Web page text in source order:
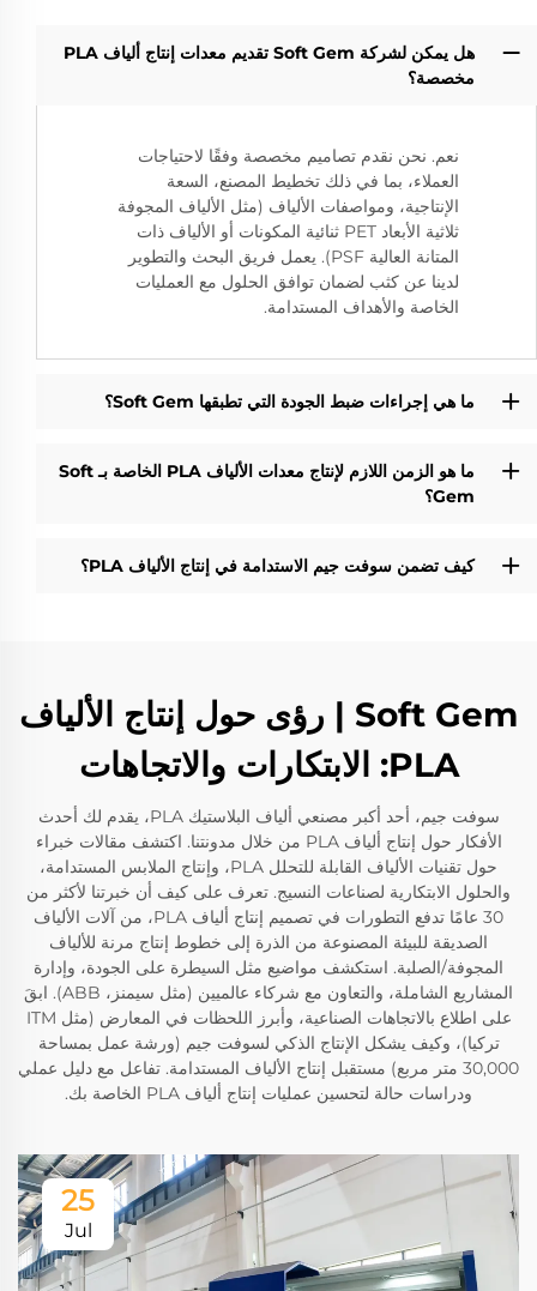
هل يمكن لشركة Soft Gem تقديم معدات إنتاج ألياف PLA
مخصصة؟
نعم. نحن نقدم تصاميم مخصصة وفقًا لاحتياجات
العملاء، بما في ذلك تخطيط المصنع، السعة
الإنتاجية، ومواصفات الألياف (مثل الألياف المجوفة
ثلاثية الأبعاد PET ثنائية المكونات أو الألياف ذات
المتانة العالية PSF). يعمل فريق البحث والتطوير
لدينا عن كثب لضمان توافق الحلول مع العمليات
الخاصة والأهداف المستدامة.
ما هي إجراءات ضبط الجودة التي تطبقها Soft Gem؟
ما هو الزمن اللازم لإنتاج معدات الألياف PLA الخاصة بـ Soft
Gem؟
كيف تضمن سوفت جيم الاستدامة في إنتاج الألياف PLA؟
Soft Gem | رؤى حول إنتاج الألياف
PLA: الابتكارات والاتجاهات
سوفت جيم، أحد أكبر مصنعي ألياف البلاستيك PLA، يقدم لك أحدث
الأفكار حول إنتاج ألياف PLA من خلال مدونتنا. اكتشف مقالات خبراء
حول تقنيات الألياف القابلة للتحلل PLA، وإنتاج الملابس المستدامة،
والحلول الابتكارية لصناعات النسيج. تعرف على كيف أن خبرتنا لأكثر من
30 عامًا تدفع التطورات في تصميم إنتاج ألياف PLA، من آلات الألياف
الصديقة للبيئة المصنوعة من الذرة إلى خطوط إنتاج مرنة للألياف
المجوفة/الصلبة. استكشف مواضيع مثل السيطرة على الجودة، وإدارة
المشاريع الشاملة، والتعاون مع شركاء عالميين (مثل سيمنز، ABB). ابقَ
على اطلاع بالاتجاهات الصناعية، وأبرز اللحظات في المعارض (مثل ITM
تركيا)، وكيف يشكل الإنتاج الذكي لسوفت جيم (ورشة عمل بمساحة
30,000 متر مربع) مستقبل إنتاج الألياف المستدامة. تفاعل مع دليل عملي
ودراسات حالة لتحسين عمليات إنتاج ألياف PLA الخاصة بك.
25
Jul